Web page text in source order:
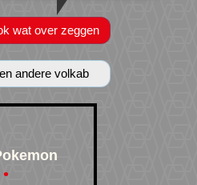
wat over zeggen
andere volkab